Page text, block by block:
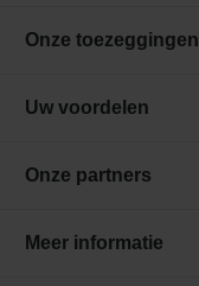
Onze toezeggingen
Uw voordelen
Onze partners
Meer informatie